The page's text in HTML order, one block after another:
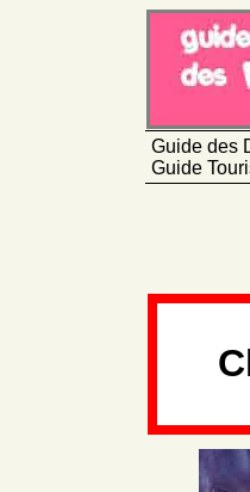
Guide des
Guide